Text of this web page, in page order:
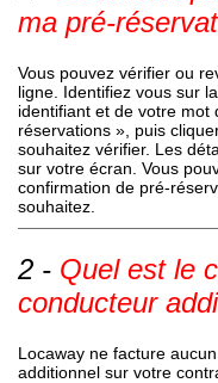
ma pré-
Vous pouvez vérifier ou
ligne. Identifiez vous sur
identifiant et de votre mot
réservations », puis
souhaitez vérifier. Les
sur votre écran. Vous
confirmation de pré-
souhaitez.
Quel est le
conducteur
Locaway ne facture
additionnel sur votre